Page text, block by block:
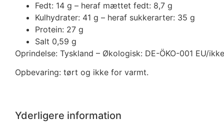
Fedt: 14 g – heraf mættet fedt: 8,7 g
Kulhydrater: 41 g – heraf sukkerarter: 35 g
Protein: 27 g
Salt 0,59 g
Oprindelse: Tyskland – Økologisk: DE-ÖKO-001 EU/
Opbevaring: tørt og ikke for varmt.
Yderligere information